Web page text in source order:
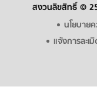
สงวนลิขสิทธิ์ ©
นโยบาย
แจ้งการละเ